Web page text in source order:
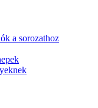
a sorozathoz